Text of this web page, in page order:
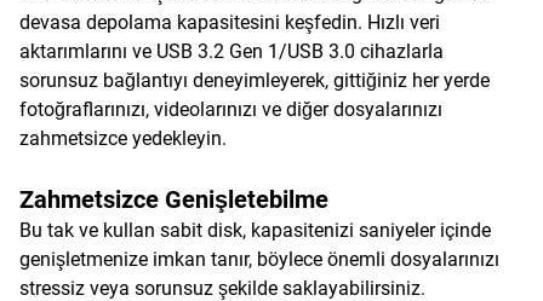
devasa depolama kapasitesini keşfedin. Hızlı veri
aktarımlarını ve USB 3.2 Gen 1/USB 3.0 cihazlarla
sorunsuz bağlantıyı deneyimleyerek, gittiğiniz her yerde
fotoğraflarınızı, videolarınızı ve diğer dosyalarınızı
zahmetsizce yedekleyin.
Zahmetsizce Genişletebilme
Bu tak ve kullan sabit disk, kapasitenizi saniyeler içinde
genişletmenize imkan tanır, böylece önemli dosyalarınızı
stressiz veya sorunsuz şekilde saklayabilirsiniz.